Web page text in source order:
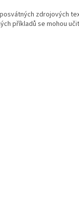
zdrojových
příkladů se mohou